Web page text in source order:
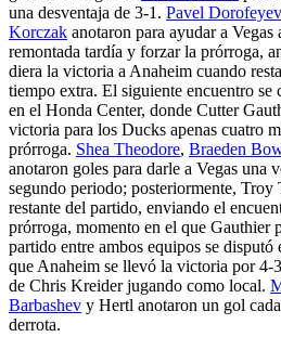
una desventaja de 3-1. Pavel Dorofeyev
Korczak anotaron para ayudar a Vegas
remontada tardía y forzar la prórroga,
diera la victoria a Anaheim cuando
tiempo extra. El siguiente encuentro se
en el Honda Center, donde Cutter
victoria para los Ducks apenas cuatro
prórroga. Shea Theodore, Braeden
anotaron goles para darle a Vegas una
segundo periodo; posteriormente,
restante del partido, enviando el
prórroga, momento en el que
partido entre ambos equipos se disputó
que Anaheim se llevó la victoria por 4-
de Chris Kreider jugando como local.
Barbashev y Hertl anotaron un gol
derrota.